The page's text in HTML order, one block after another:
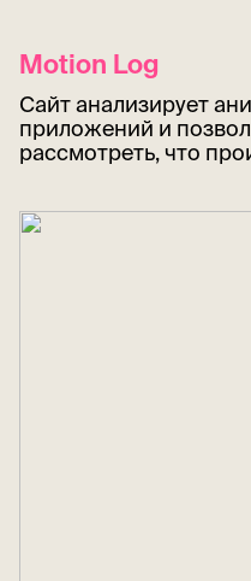
Motion Log
Сайт анализирует
приложений и
рассмотреть, что